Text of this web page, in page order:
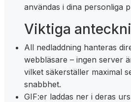
användas i dina personliga
Viktiga
All nedladdning hanteras
webbläsare – ingen server
vilket säkerställer maximal
snabbhet.
GIF:er laddas ner i deras